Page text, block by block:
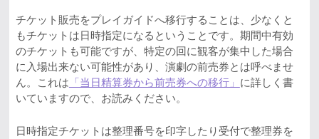
チケット販売をプレイガイドへ移行することは、少なくと
もチケットは日時指定になるということです。期間中有効
のチケットも可能ですが、特定の回に観客が集中した場合
に入場出来ない可能性があり、演劇の前売券とは呼べませ
ん。これは 「当日精算券から前売券への移行」 に詳しく書
いていますので、お読みください。
日時指定チケットは整理番号を印字したり受付で整理券を